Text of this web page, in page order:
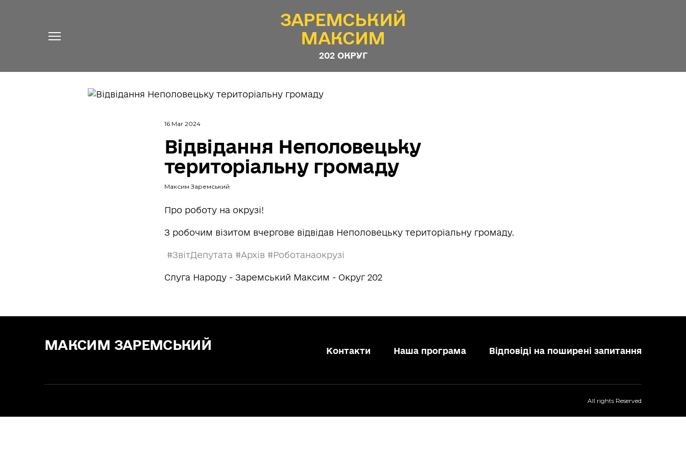
ЗАРЕМСЬКИЙ
МАКСИМ
202 ОКРУГ
16 Mar 2024
Відвідання Неполовецьку
територіальну громаду
Максим Заремський
Про роботу на окрузі!
З робочим візитом вчергове відвідав Неполовецьку територіальну громаду.
#ЗвітДепутата #Архів #Роботанаокрузі
Слуга Народу - Заремський Максим - Округ 202
МАКСИМ ЗАРЕМСЬКИЙ Контакти Наша програма Відповіді на поширені запитання
All rights Reserved